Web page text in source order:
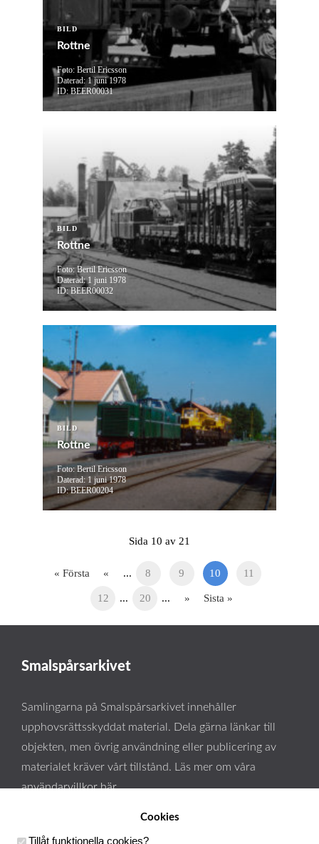
BILD
Rottne
Foto: Bertil Ericsson
Daterad: 1 juni 1978
ID: BEER00031
BILD
Rottne
Foto: Bertil Ericsson
Daterad: 1 juni 1978
ID: BEER00032
BILD
Rottne
Foto: Bertil Ericsson
Daterad: 1 juni 1978
ID: BEER00204
Sida 10 av 21
« Första « ... 8 9 10 11
12 ... 20 ... » Sista »
Smalspårsarkivet
Samlingarna på Smalspårsarkivet innehåller
upphovsrättsskyddat material. Dela gärna länkar till
objekten, men övrig användning eller publicering av
materialet kräver vårt tillstånd. Läs mer om våra
användarvillkor här.
Cookies
Tillåt funktionella cookies?